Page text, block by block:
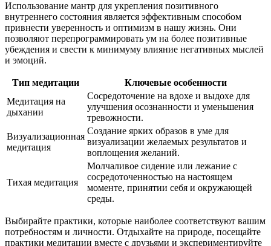
Использование мантр для укрепления позитивного
внутреннего состояния является эффективным способом
привнести уверенность и оптимизм в нашу жизнь. Они
позволяют перепрограммировать ум на более позитивные
убеждения и свести к минимуму влияние негативных мыслей
и эмоций.
Тип медитации
Ключевые особенности
Медитация на
дыхании
Сосредоточение на вдохе и выдохе для
улучшения осознанности и уменьшения
тревожности.
Визуализационная
медитация
Создание ярких образов в уме для
визуализации желаемых результатов и
воплощения желаний.
Тихая медитация
Молчаливое сидение или лежание с
сосредоточенностью на настоящем
моменте, принятии себя и окружающей
среды.
Выбирайте практики, которые наиболее соответствуют вашим
потребностям и личности. Отдыхайте на природе, посещайте
практики медитации вместе с друзьями и экспериментируйте